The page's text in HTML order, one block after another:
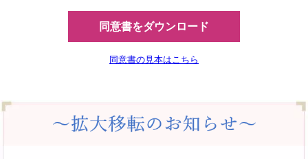
同意書をダウンロード
同意書の見本はこちら